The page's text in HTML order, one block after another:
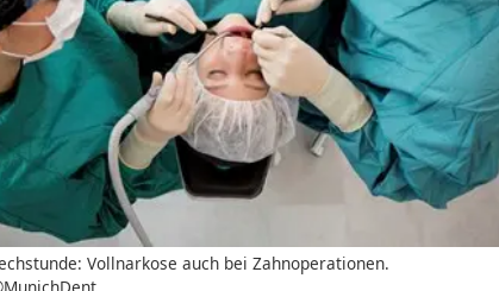
Vollnarkose auch bei Zahnoperationen.